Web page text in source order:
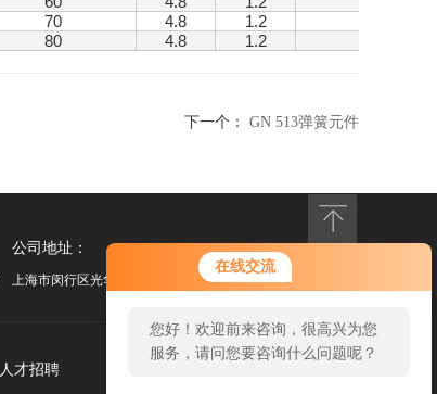
在线交流
您好！欢迎前来咨询，很高兴为您
服务，请问您要咨询什么问题呢？
70 4.8 1.2
80 4.8 1.2
下一个： GN 513弹簧元件
公司地址：
上海市闵行区光华路248号漕河泾光华园1号楼1201
人才招聘